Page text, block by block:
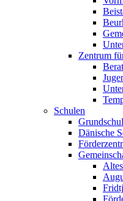
Zentrum
Schulen
Dänische